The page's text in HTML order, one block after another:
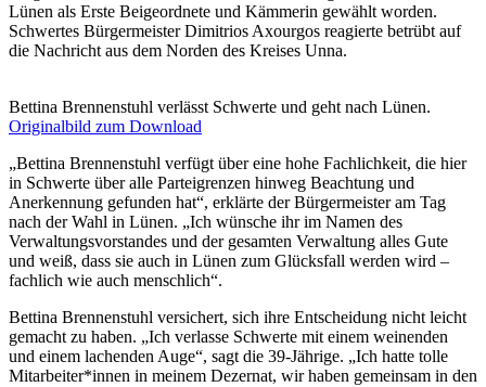
Lünen als Erste Beigeordnete und Kämmerin gewählt worden.
Schwertes Bürgermeister Dimitrios Axourgos reagierte betrübt auf
die Nachricht aus dem Norden des Kreises Unna.
Bettina Brennenstuhl verlässt Schwerte und geht nach Lünen.
Originalbild zum Download
„Bettina Brennenstuhl verfügt über eine hohe Fachlichkeit, die hier
in Schwerte über alle Parteigrenzen hinweg Beachtung und
Anerkennung gefunden hat“, erklärte der Bürgermeister am Tag
nach der Wahl in Lünen. „Ich wünsche ihr im Namen des
Verwaltungsvorstandes und der gesamten Verwaltung alles Gute
und weiß, dass sie auch in Lünen zum Glücksfall werden wird –
fachlich wie auch menschlich“.
Bettina Brennenstuhl versichert, sich ihre Entscheidung nicht leicht
gemacht zu haben. „Ich verlasse Schwerte mit einem weinenden
und einem lachenden Auge“, sagt die 39-Jährige. „Ich hatte tolle
Mitarbeiter*innen in meinem Dezernat, wir haben gemeinsam in den